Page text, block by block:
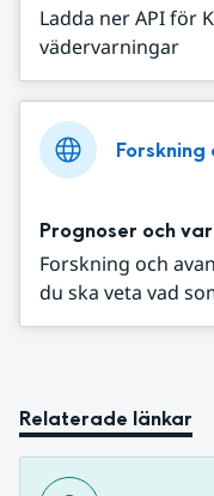
Ladda ner API för
vädervarningar
Prognoser och
Forskning och
du ska veta vad
Relaterade länkar